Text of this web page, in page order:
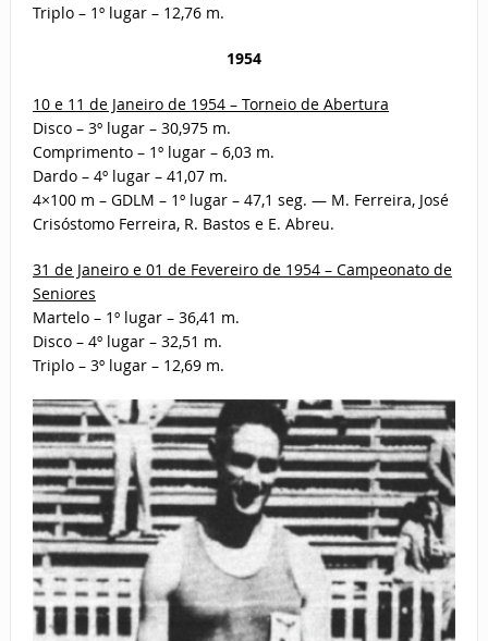
Triplo – 1º lugar – 12,76 m.
1954
10 e 11 de Janeiro de 1954 – Torneio de Abertura
Disco – 3º lugar – 30,975 m.
Comprimento – 1º lugar – 6,03 m.
Dardo – 4º lugar – 41,07 m.
4×100 m – GDLM – 1º lugar – 47,1 seg. — M. Ferreira, José
Crisóstomo Ferreira, R. Bastos e E. Abreu.
31 de Janeiro e 01 de Fevereiro de 1954 – Campeonato de
Seniores
Martelo – 1º lugar – 36,41 m.
Disco – 4º lugar – 32,51 m.
Triplo – 3º lugar – 12,69 m.